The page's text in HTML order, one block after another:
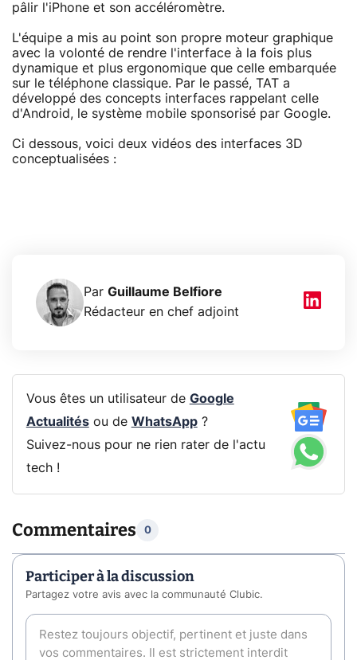
pâlir l'iPhone et son accéléromètre.
L'équipe a mis au point son propre moteur graphique
avec la volonté de rendre l'interface à la fois plus
dynamique et plus ergonomique que celle embarquée
sur le téléphone classique. Par le passé, TAT a
développé des concepts interfaces rappelant celle
d'Android, le système mobile sponsorisé par Google.
Ci dessous, voici deux vidéos des interfaces 3D
conceptualisées :
Par Guillaume Belfiore
Rédacteur en chef adjoint
Vous êtes un utilisateur de Google
Actualitésou de WhatsApp?
Suivez-nous pour ne rien rater de l'actu
tech !
Commentaires 0
Participer à la discussion
Partagez votre avis avec la communauté Clubic.